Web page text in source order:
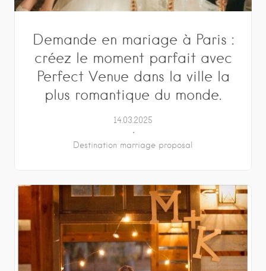
Demande en mariage à Paris :
créez le moment parfait avec
Perfect Venue dans la ville la
plus romantique du monde.
14.03.2025
Destination marriage proposal